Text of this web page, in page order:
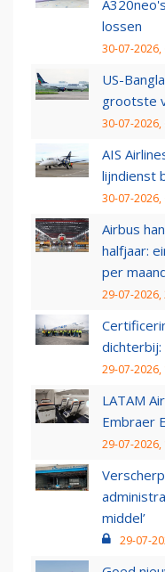
lossen
30-07-2026,
US-
grootste
30-07-2026,
AIS
lijndienst
30-07-2026,
Airbus
halfjaar:
per
29-07-2026,
29-07-2026,
LATAM
Embraer
29-07-2026,
middel’
29-07-